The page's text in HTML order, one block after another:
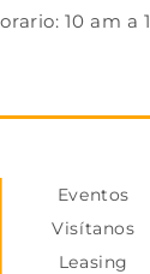
10 am a
Eventos
Visítanos
Leasing